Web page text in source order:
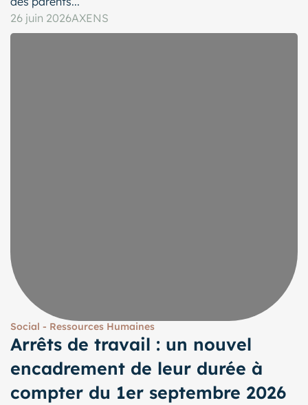
26 juin 2026AXENS
Social - Ressources Humaines
Arrêts de travail : un nouvel
encadrement de leur durée à
compter du 1er septembre 2026